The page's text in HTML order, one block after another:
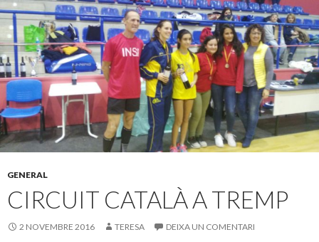
GENERAL
CIRCUIT CATALÀ A TREMP
2 NOVEMBRE 2016 TERESA DEIXA UN COMENTARI